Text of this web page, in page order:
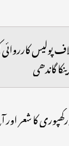
پولیس
گاندھی
کا شعر